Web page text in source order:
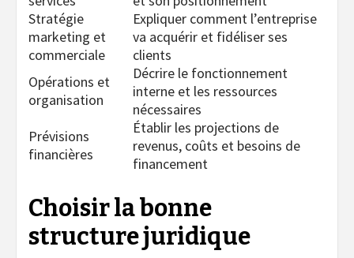
Stratégie
marketing et
commerciale
Expliquer comment l’entreprise
va acquérir et fidéliser ses
clients
Opérations et
organisation
Décrire le fonctionnement
interne et les ressources
nécessaires
Prévisions
financières
Établir les projections de
revenus, coûts et besoins de
financement
Choisir la bonne
structure juridique